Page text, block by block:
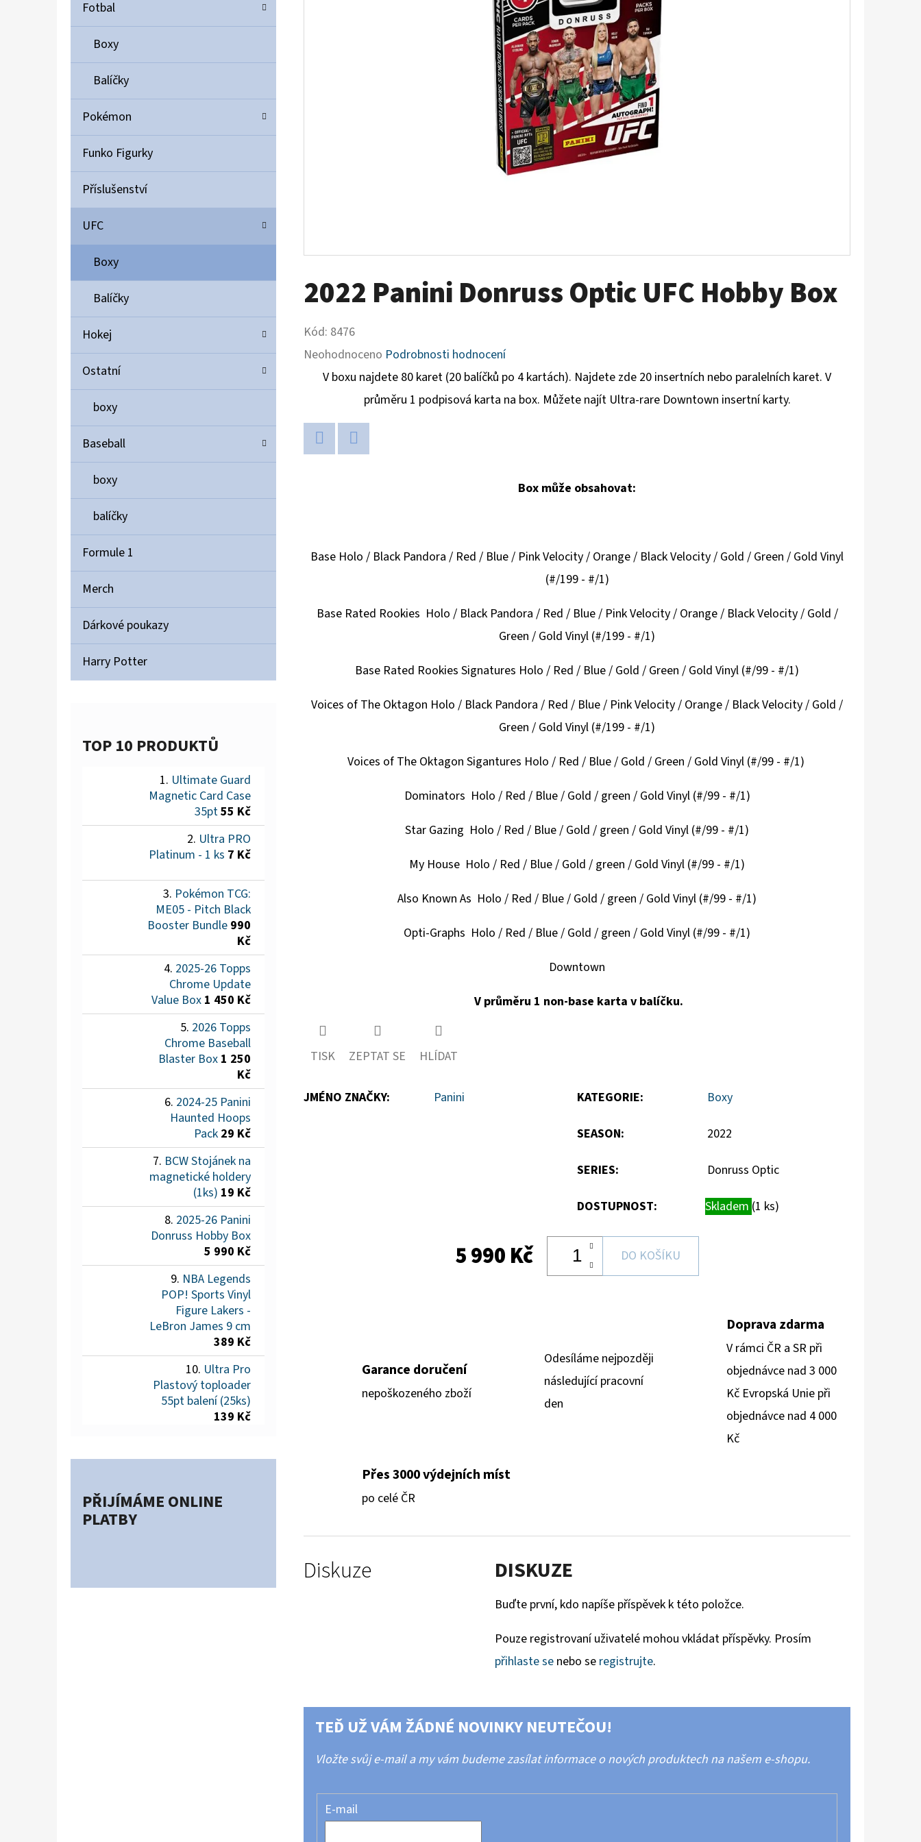
Fotbal
Boxy
Balíčky
Pokémon
Funko Figurky
Příslušenství
UFC
Boxy
Balíčky
Hokej
Ostatní
boxy
Baseball
boxy
balíčky
Formule 1
Merch
Dárkové poukazy
Harry Potter
TOP 10 PRODUKTŮ
Ultimate Guard
Magnetic Card Case
35pt55 Kč
Ultra PRO
Platinum - 1 ks 7 Kč
Pokémon TCG:
ME05 - Pitch Black
Booster Bundle 990
Kč
2025-26 Topps
Chrome Update
Value Box 1 450 Kč
2026 Topps
Chrome Baseball
Blaster Box 1 250
Kč
2024-25 Panini
Haunted Hoops
Pack 29 Kč
BCW Stojánek na
magnetické holdery
(1ks) 19 Kč
2025-26 Panini
Donruss Hobby Box
5 990 Kč
NBA Legends
POP! Sports Vinyl
Figure Lakers -
LeBron James 9 cm
389 Kč
Ultra Pro
Plastový toploader
55pt balení (25ks)
139 Kč
PŘIJÍMÁME ONLINE
PLATBY
2022 Panini Donruss Optic UFC Hobby Box
Kód: 8476
Průměrné
hodnocení
je
0,0
Neohodnoceno Podrobnosti hodnocení
V boxu najdete 80 karet (20 balíčků po 4 kartách). Najdete zde 20 insertních nebo paralelních karet. V
průměru 1 podpisová karta na box. Můžete najít Ultra-rare Downtown insertní karty.
Box může obsahovat:
Base Holo / Black Pandora / Red / Blue / Pink Velocity / Orange / Black Velocity / Gold / Green / Gold Vinyl
(#/199 - #/1)
Base Rated Rookies Holo / Black Pandora / Red / Blue / Pink Velocity / Orange / Black Velocity / Gold /
Green / Gold Vinyl (#/199 - #/1)
Base Rated Rookies Signatures Holo / Red / Blue / Gold / Green / Gold Vinyl (#/99 - #/1)
Voices of The Oktagon Holo / Black Pandora / Red / Blue / Pink Velocity / Orange / Black Velocity / Gold /
Green / Gold Vinyl (#/199 - #/1)
Voices of The Oktagon Sigantures Holo / Red / Blue / Gold / Green / Gold Vinyl (#/99 - #/1)
Dominators Holo / Red / Blue / Gold / green / Gold Vinyl (#/99 - #/1)
Star Gazing Holo / Red / Blue / Gold / green / Gold Vinyl (#/99 - #/1)
My House Holo / Red / Blue / Gold / green / Gold Vinyl (#/99 - #/1)
Also Known As Holo / Red / Blue / Gold / green / Gold Vinyl (#/99 - #/1)
Opti-Graphs Holo / Red / Blue / Gold / green / Gold Vinyl (#/99 - #/1)
Downtown
V průměru 1 non-base karta v balíčku.
TISK ZEPTAT SE HLÍDAT
JMÉNO ZNAČKY: Panini KATEGORIE: Boxy
SEASON: 2022
SERIES: Donruss Optic
DOSTUPNOST: Skladem (1 ks)
5 990 Kč DO KOŠÍKU
Garance doručení
nepoškozeného zboží
Odesíláme nejpozději
následující pracovní
den
Doprava zdarma
V rámci ČR a SR při
objednávce nad 3 000
Kč Evropská Unie při
objednávce nad 4 000
Kč
Přes 3000 výdejních míst
po celé ČR
Diskuze DISKUZE
Buďte první, kdo napíše příspěvek k této položce.
Pouze registrovaní uživatelé mohou vkládat příspěvky. Prosím
přihlaste se nebo se registrujte.
TEĎ UŽ VÁM ŽÁDNÉ NOVINKY NEUTEČOU!
Vložte svůj e-mail a my vám budeme zasílat informace o nových produktech na našem e-shopu.
E-mail
ULTIMATE GUARD MAGNETIC CARD CASE 35PT
POKÉMON TCG: ME05 - PITCH BLACK
BOOSTER BUNDLE
990 Kč